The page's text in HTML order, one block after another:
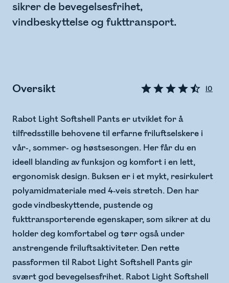
sikrer de bevegelsesfrihet,
vindbeskyttelse og fukttransport.
Oversikt 10
Rabot Light Softshell Pants er utviklet for å
tilfredsstille behovene til erfarne friluftselskere i
vår-, sommer- og høstsesongen. Her får du en
ideell blanding av funksjon og komfort i en lett,
ergonomisk design. Buksen er i et mykt, resirkulert
polyamidmateriale med 4-veis stretch. Den har
gode vindbeskyttende, pustende og
fukttransporterende egenskaper, som sikrer at du
holder deg komfortabel og tørr også under
anstrengende friluftsaktiviteter. Den rette
passformen til Rabot Light Softshell Pants gir
svært god bevegelsesfrihet. Rabot Light Softshell